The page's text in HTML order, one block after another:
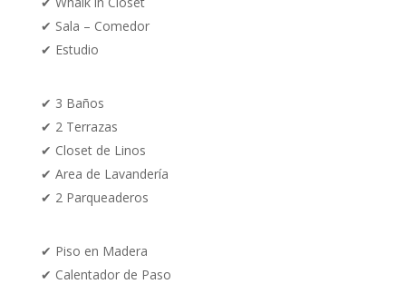
✔ Sala – Comedor
✔ Estudio
✔ 3 Baños
✔ 2 Terrazas
✔ Closet de Linos
✔ Area de Lavandería
✔ 2 Parqueaderos
✔ Piso en Madera
✔ Calentador de Paso